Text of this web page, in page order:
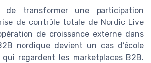
de transformer une participation
de contrôle totale de Nordic Live
de croissance externe dans
nordique devient un cas d’école
qui regardent les marketplaces B2B.